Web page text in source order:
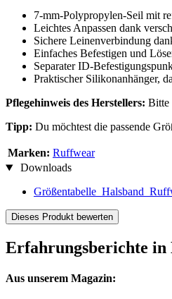
7-mm-Polypropylen-Seil mit
Leichtes Anpassen dank
Sichere Leinenverbindung
Einfaches Befestigen und
Separater ID-
Praktischer Silikonanhänger,
Pflegehinweis des Herstellers: Bitte
Tipp: Du möchtest die passende
Marken: Ruffwear
Downloads
Dieses Produkt bewerten
Erfahrungsberichte in
Aus unserem Magazin: